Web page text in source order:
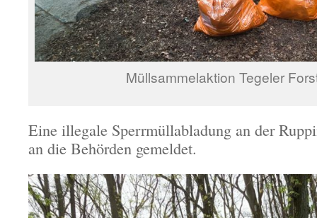
Müllsammelaktion Tegeler
Eine illegale Sperrmüllabladung an der
an die Behörden gemeldet.